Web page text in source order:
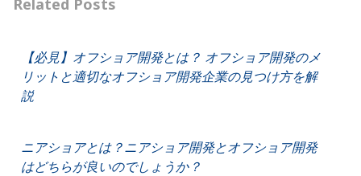
【必見】オフショア開発とは？ オフショア開発のメ
リットと適切なオフショア開発企業の見つけ方を解
説
ニアショアとは？ニアショア開発とオフショア開発
はどちらが良いのでしょうか？